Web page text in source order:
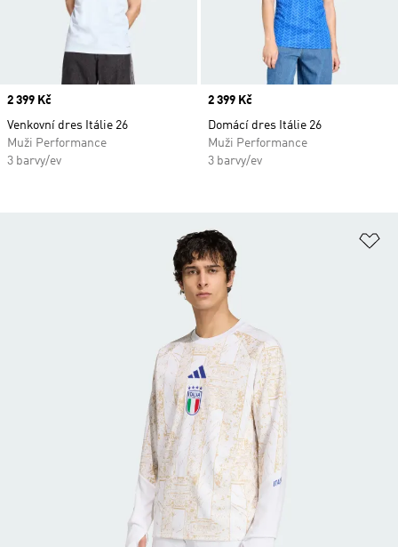
Price
2 399 Kč
Venkovní dres Itálie 26
Muži Performance
3 barvy/ev
Price
2 399 Kč
Domácí dres Itálie 26
Muži Performance
3 barvy/ev